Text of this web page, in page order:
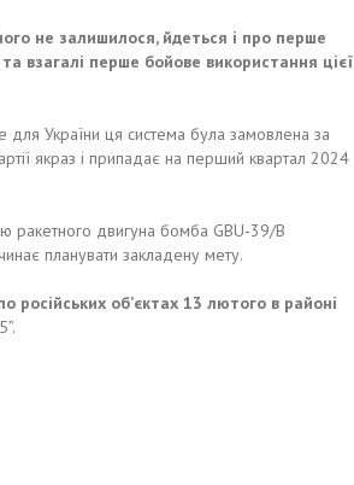
не залишилося, йдеться і про перше
взагалі перше бойове використання цієї
України ця система була замовлена ​​за
якраз і припадає на перший квартал 2024
ракетного двигуна бомба GBU-39/B
планувати закладену мету.
російських об’єктах 13 лютого в районі